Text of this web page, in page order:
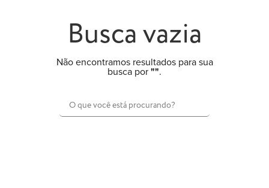
Busca vazia
Não encontramos resultados para sua
busca por "".